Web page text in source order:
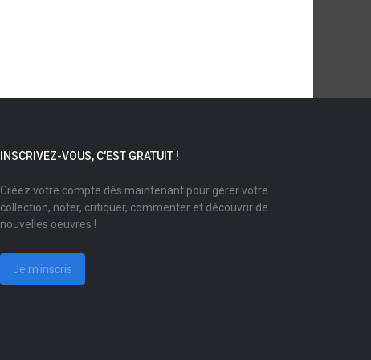
INSCRIVEZ-VOUS, C'EST GRATUIT !
Créez votre compte dès maintenant pour gérer votre
collection, noter, critiquer, commenter et découvrir de
nouvelles oeuvres !
Je m'inscris